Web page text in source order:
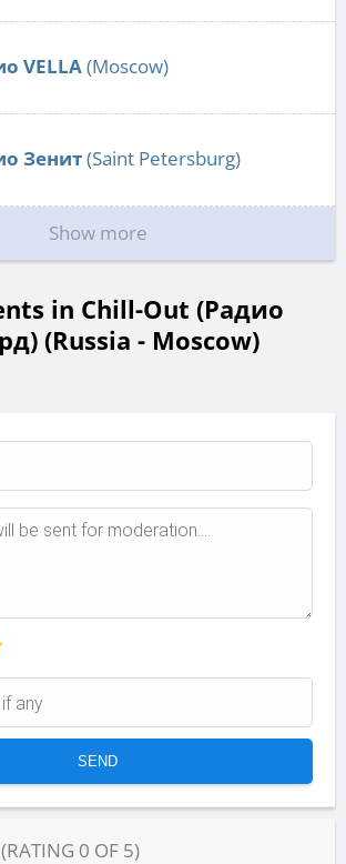
VELLA(Moscow)
Зенит(Saint Petersburg)
Show more
in Chill-Out (Радио
(Russia - Moscow)
(RATING 0 OF 5)